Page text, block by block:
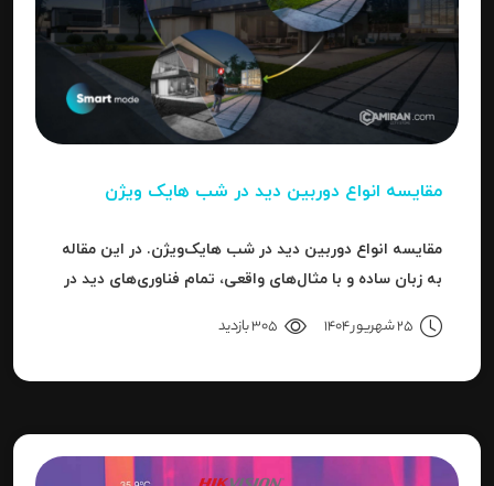
مقایسه انواع دوربین دید در شب هایک‌ ویژن
مقایسه انواع دوربین دید در شب هایک‌ویژن. در این مقاله
به زبان ساده و با مثال‌های واقعی، تمام فناوری‌های دید در
25 شهریور 1404 305 بازدید